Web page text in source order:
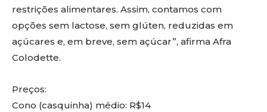
restrições alimentares. Assim, contamos com
opções sem lactose, sem glúten, reduzidas em
açúcares e, em breve, sem açúcar”, afirma Afra
Colodette.
Preços:
Cono (casquinha) médio: R$14